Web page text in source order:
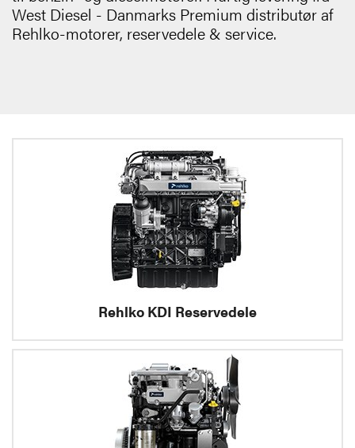
West Diesel - Danmarks Premium distributør af
Rehlko-motorer, reservedele & service.
Rehlko KDI Reservedele